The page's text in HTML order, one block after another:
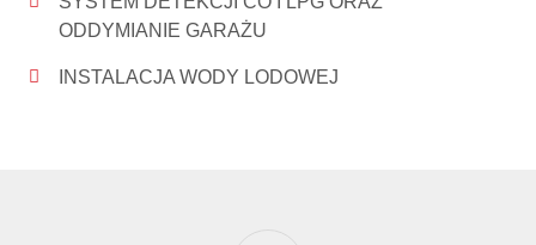
ODDYMIANIE GARAŻU
INSTALACJA WODY LODOWEJ